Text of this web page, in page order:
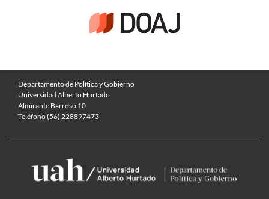
Departamento de Política y Gobierno
Universidad Alberto Hurtado
Almirante Barroso 10
Teléfono (56) 228897473